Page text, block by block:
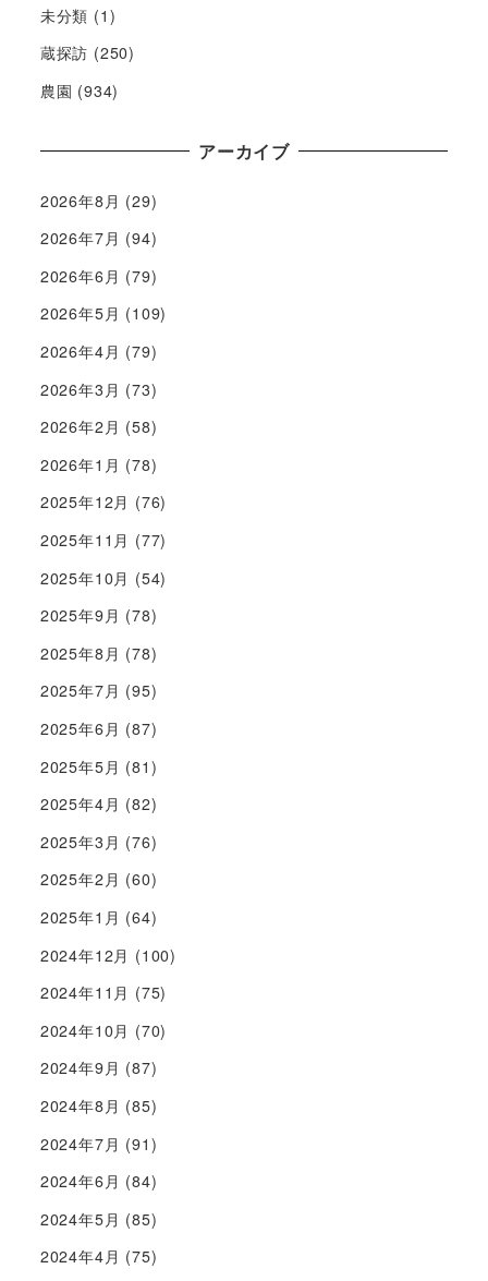
未分類 (1)
蔵探訪 (250)
農園 (934)
アーカイブ
2026年8月 (29)
2026年7月 (94)
2026年6月 (79)
2026年5月 (109)
2026年4月 (79)
2026年3月 (73)
2026年2月 (58)
2026年1月 (78)
2025年12月 (76)
2025年11月 (77)
2025年10月 (54)
2025年9月 (78)
2025年8月 (78)
2025年7月 (95)
2025年6月 (87)
2025年5月 (81)
2025年4月 (82)
2025年3月 (76)
2025年2月 (60)
2025年1月 (64)
2024年12月 (100)
2024年11月 (75)
2024年10月 (70)
2024年9月 (87)
2024年8月 (85)
2024年7月 (91)
2024年6月 (84)
2024年5月 (85)
2024年4月 (75)